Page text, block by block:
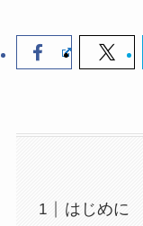
はじめに